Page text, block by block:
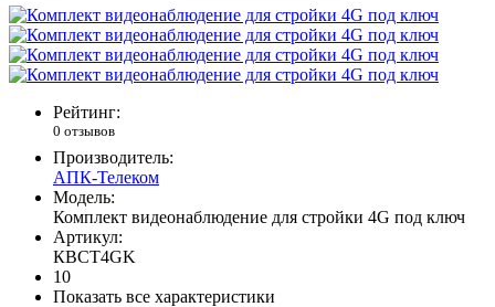
Рейтинг:
0 отзывов
Производитель:
АПК-Телеком
Модель:
Комплект видеонаблюдение для стройки 4G под ключ
Артикул:
КВСТ4GK
10
Показать все характеристики